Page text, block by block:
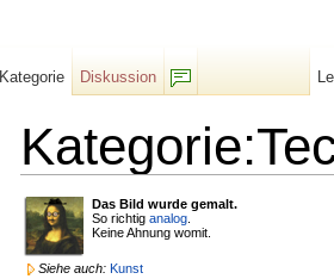
Das Bild wurde gemalt.
So richtig analog
Keine Ahnung womit.
Siehe auch: Kunst
Kategorie
Diskussion